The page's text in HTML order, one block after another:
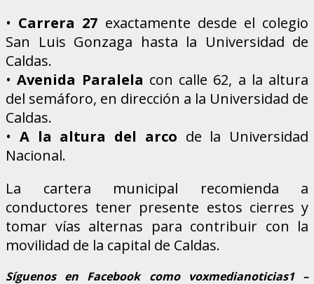
• Carrera 27 exactamente desde el colegio
San Luis Gonzaga hasta la Universidad de
Caldas.
•Avenida Paralela con calle 62, a la altura
del semáforo, en dirección a la Universidad de
Caldas.
• A la altura del arco de la Universidad
Nacional.
La cartera municipal recomienda a
conductores tener presente estos cierres y
tomar vías alternas para contribuir con la
movilidad de la capital de Caldas.
Síguenos en Facebook como voxmedianoticias1 –